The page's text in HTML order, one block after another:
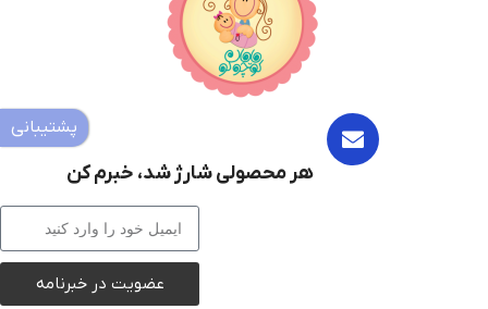
هر محصولی شارژ شد، خبرم کن
عضویت در خبرنامه
پشتیبانی